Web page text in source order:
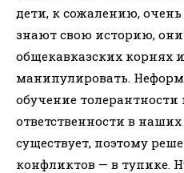
дети, к сожалению,
знают свою историю,
общекавказских корнях
манипулировать.
обучение
ответственности в
существует, поэтому
конфликтов — в тупике.